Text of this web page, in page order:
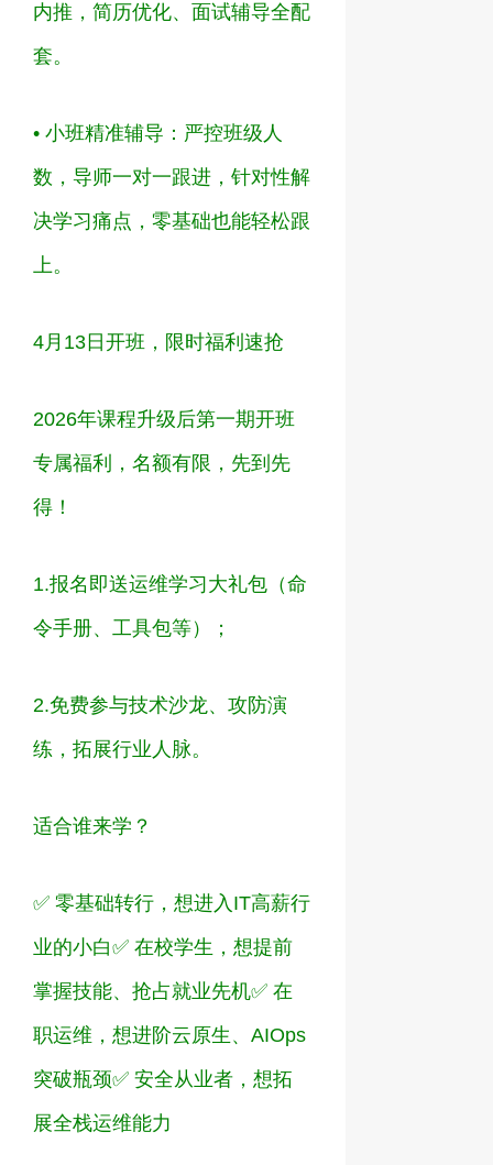
内推，简历优化、面试辅导全配
套。
• 小班精准辅导 ：严控班级人
数，导师一对一跟进，针对性解
决学习痛点，零基础也能轻松跟
上。
4月 13 日开班，限时福利速抢
2026年课程升级后第一期开班
专属福利，名额有限，先到先
得！
1.报名即送运维学习大礼包（命
令手册、工具包等）；
2.免费参与技术沙龙、攻防演
练，拓展行业人脉。
适合谁来学？
✅ 零基础转行，想进入 IT高薪行
业的小白✅ 在校学生，想提前
掌握技能、抢占就业先机✅ 在
职运维，想进阶云原生、 AIOps
突破瓶颈✅ 安全从业者，想拓
展全栈运维能力